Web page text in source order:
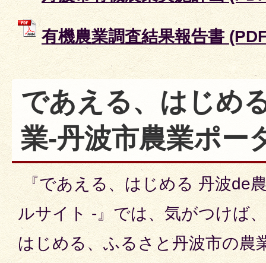
有機農業調査結果報告書
であえる、はじめ
業-丹波市農業ポー
『であえる、はじめる 丹波de
ルサイト -』では、気がつけば
はじめる、ふるさと丹波市の農